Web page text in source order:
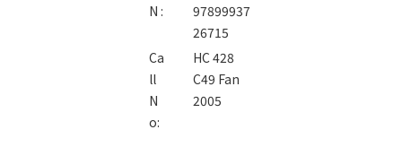
N :
97899937
26715
Ca
ll
N
o:
HC 428
C49 Fan
2005